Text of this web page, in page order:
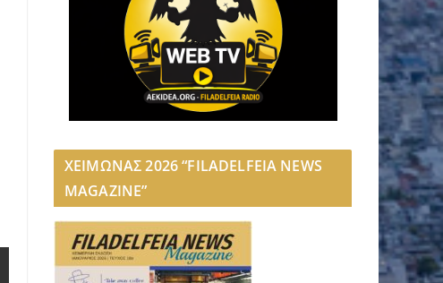
ΧΕΙΜΩΝΑΣ 2026 “FILADELFEIA NEWS
MAGAZINE”